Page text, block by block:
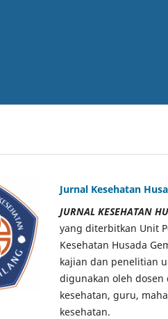
Jurnal Kesehatan
JURNAL KESEHATAN
yang diterbitkan Unit
Kesehatan Husada
kajian dan penelitian
digunakan oleh
kesehatan, guru,
kesehatan.